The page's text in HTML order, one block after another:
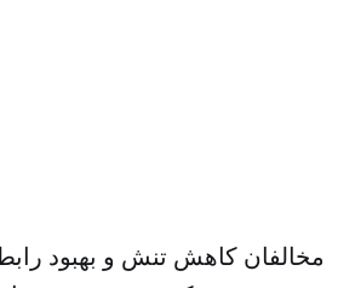
مخالفان کاهش تنش و بهبود